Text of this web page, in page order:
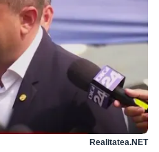
Realitatea.NET